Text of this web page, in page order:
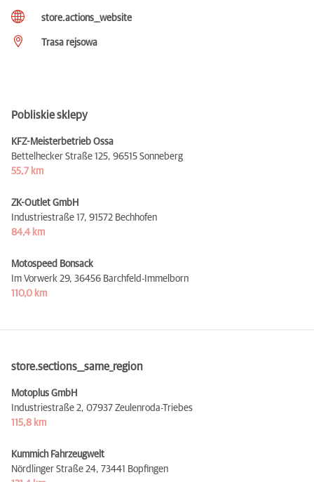
store.actions__website
Trasa rejsowa
Pobliskie sklepy
KFZ-Meisterbetrieb Ossa
Bettelhecker Straße 125, 96515 Sonneberg
55,7 km
ZK-Outlet GmbH
Industriestraße 17, 91572 Bechhofen
84,4 km
Motospeed Bonsack
Im Vorwerk 29, 36456 Barchfeld-Immelborn
110,0 km
store.sections__same_region
Motoplus GmbH
Industriestraße 2, 07937 Zeulenroda-Triebes
115,8 km
Kummich Fahrzeugwelt
Nördlinger Straße 24, 73441 Bopfingen